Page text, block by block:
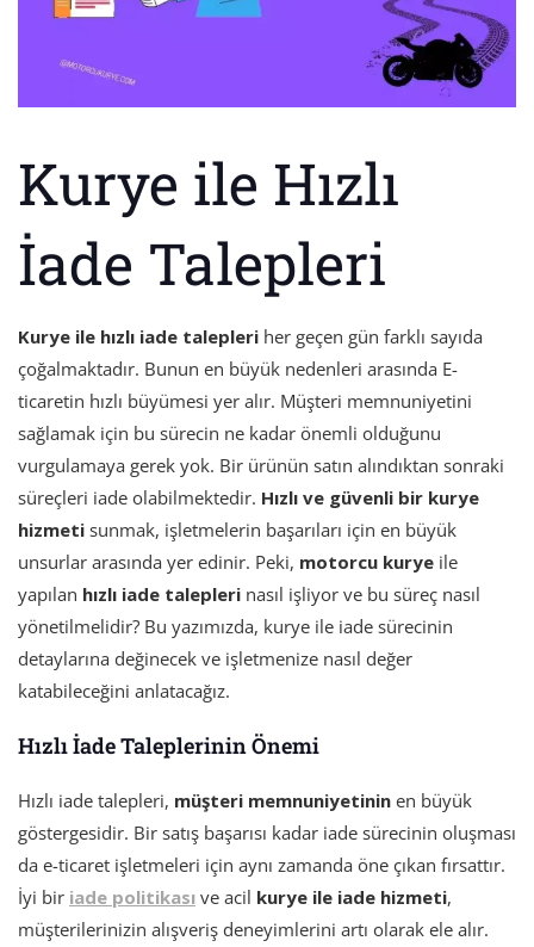
Kurye ile Hızlı
İade Talepleri
Kurye ile hızlı iade talepleri her geçen gün farklı sayıda
çoğalmaktadır. Bunun en büyük nedenleri arasında E-
ticaretin hızlı büyümesi yer alır. Müşteri memnuniyetini
sağlamak için bu sürecin ne kadar önemli olduğunu
vurgulamaya gerek yok. Bir ürünün satın alındıktan sonraki
süreçleri iade olabilmektedir. Hızlı ve güvenli bir kurye
hizmeti sunmak, işletmelerin başarıları için en büyük
unsurlar arasında yer edinir. Peki, motorcu kurye ile
yapılan hızlı iade talepleri nasıl işliyor ve bu süreç nasıl
yönetilmelidir? Bu yazımızda, kurye ile iade sürecinin
detaylarına değinecek ve işletmenize nasıl değer
katabileceğini anlatacağız.
Hızlı İade Taleplerinin Önemi
Hızlı iade talepleri, müşteri memnuniyetinin en büyük
göstergesidir. Bir satış başarısı kadar iade sürecinin oluşması
da e-ticaret işletmeleri için aynı zamanda öne çıkan fırsattır.
İyi bir iade politikası ve acil kurye ile iade hizmeti,
müşterilerinizin alışveriş deneyimlerini artı olarak ele alır.